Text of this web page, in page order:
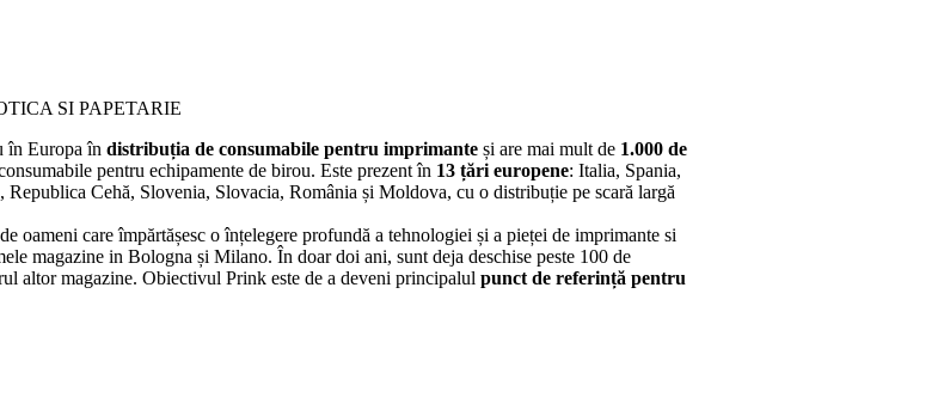
SI PAPETARIE
în Europa îndistribuția de consumabile pentru imprimante și are mai mult de 1.000 de
pentru echipamente de birou. Este prezent în 13 țări europene: Italia, Spania,
Cehă, Slovenia, Slovacia, România și Moldova, cu o distribuție pe scară largă
oameni care împărtășesc o înțelegere profundă a tehnologiei și a pieței de imprimante si
magazine in Bologna și Milano. În doar doi ani, sunt deja deschise peste 100 de
altor magazine. Obiectivul Prink este de a deveni principalulpunct de referință pentru